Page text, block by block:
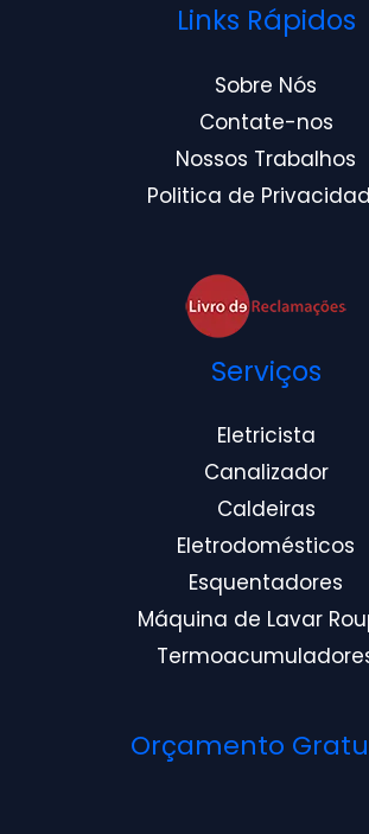
Links Rápidos
Sobre Nós
Contate-nos
Nossos Trabalhos
Politica de
Serviços
Eletricista
Canalizador
Caldeiras
Eletrodomésticos
Esquentadores
Máquina de Lavar
Orçamento